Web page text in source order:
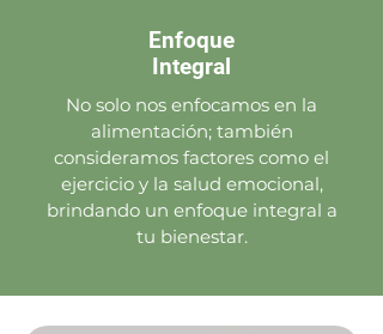
Enfoque
Integral
No solo nos enfocamos en la
alimentación; también
consideramos factores como el
ejercicio y la salud emocional,
brindando un enfoque integral a
tu bienestar.